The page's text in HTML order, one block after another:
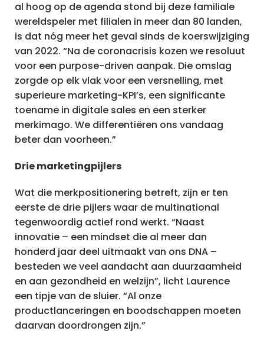
al hoog op de agenda stond bij deze familiale
wereldspeler met filialen in meer dan 80 landen,
is dat nóg meer het geval sinds de koerswijziging
van 2022. “Na de coronacrisis kozen we resoluut
voor een purpose-driven aanpak. Die omslag
zorgde op elk vlak voor een versnelling, met
superieure marketing-KPI’s, een significante
toename in digitale sales en een sterker
merkimago. We differentiëren ons vandaag
beter dan voorheen.”
Drie marketingpijlers
Wat die merkpositionering betreft, zijn er ten
eerste de drie pijlers waar de multinational
tegenwoordig actief rond werkt. “Naast
innovatie – een mindset die al meer dan
honderd jaar deel uitmaakt van ons DNA –
besteden we veel aandacht aan duurzaamheid
en aan gezondheid en welzijn”, licht Laurence
een tipje van de sluier. “Al onze
productlanceringen en boodschappen moeten
daarvan doordrongen zijn.”